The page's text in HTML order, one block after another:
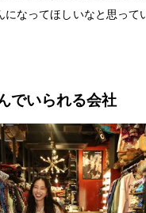
なってほしいなと思って
でいられる会社